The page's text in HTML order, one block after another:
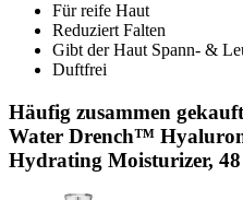
Für reife Haut
Reduziert Falten
Gibt der Haut Spann- &
Duftfrei
Häufig zusammen
Water Drench™
Hydrating Moisturizer,